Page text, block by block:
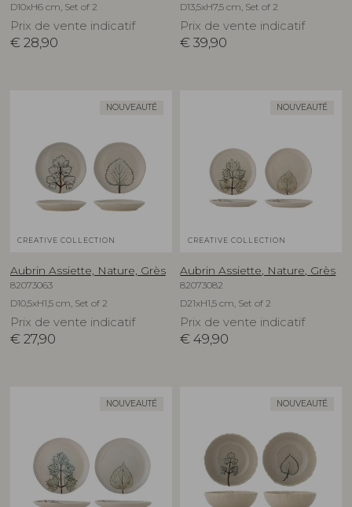
D10xH6 cm, Set of 2
Prix de vente indicatif
€ 28,90
D13,5xH7,5 cm, Set of 2
Prix de vente indicatif
€ 39,90
NOUVEAUTÉ
CREATIVE COLLECTION
Aubrin Assiette, Nature, Grès
82073063
D10,5xH1,5 cm, Set of 2
Prix de vente indicatif
€ 27,90
NOUVEAUTÉ
CREATIVE COLLECTION
Aubrin Assiette, Nature, Grès
82073082
D21xH1,5 cm, Set of 2
Prix de vente indicatif
€ 49,90
NOUVEAUTÉ NOUVEAUTÉ